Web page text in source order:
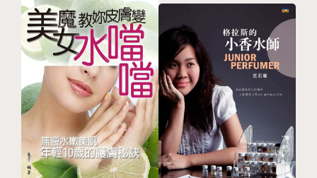
NO.15｜林豐益商行｜P.62
NO.16｜高建桶店｜P.66
NO.17｜三芳毛刷行｜P.70
NO.18｜金連發剪刀行｜P.72
NO.19｜龍洋瓶瓶罐罐容器儀器精品｜P.76
NO.20｜雙全昌鞋子行｜P.78
NO.21｜永盛帆布行｜P.80
NO.22｜合成帆布行｜P.84
NO.23｜廣富號帆布行｜P.88